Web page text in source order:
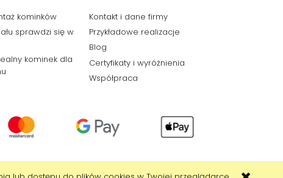
kominków
sprawdzi się w
kominek dla
Kontakt i dane firmy
Przykładowe realizacje
Blog
Certyfikaty i wyróżnienia
Współpraca